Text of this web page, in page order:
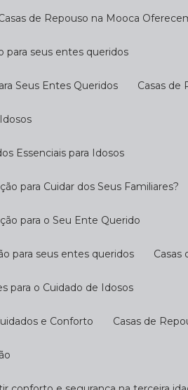
Casas de Repouso na Mooca
para seus entes queridos
Seus Entes Queridos Casas
Essenciais para Idosos
para Cuidar dos Seus Familiares?
para o Seu Ente Querido
para seus entes queridos
para o Cuidado de Idosos
e Conforto Casas de